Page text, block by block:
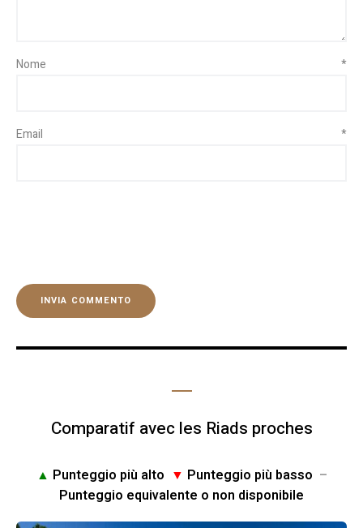
Nome *
Email *
Comparatif avec les Riads proches
▲ Punteggio più alto ▼ Punteggio più basso –
Punteggio equivalente o non disponibile